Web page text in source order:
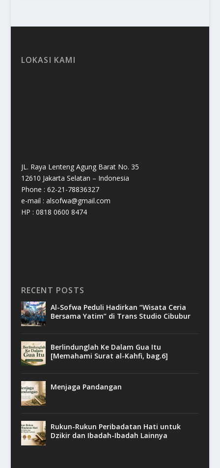
LOKASI KAMI
JL. Raya Lenteng Agung Barat No. 35
12610 Jakarta Selatan – Indonesia
Phone : 62-21-78836327
e-mail : alsofwa@gmail.com
HP : 0818 0600 8474
RECENT POSTS
Al-Sofwa Peduli Hadirkan “Wisata Ceria
Bersama Yatim” di Trans Studio Cibubur
Berlindunglah Ke Dalam Gua Itu
[Memahami Surat al-Kahfi, bag.6]
Menjaga Pandangan
Rukun-Rukun Peribadatan Hati untuk
Dzikir dan Ibadah-Ibadah Lainnya